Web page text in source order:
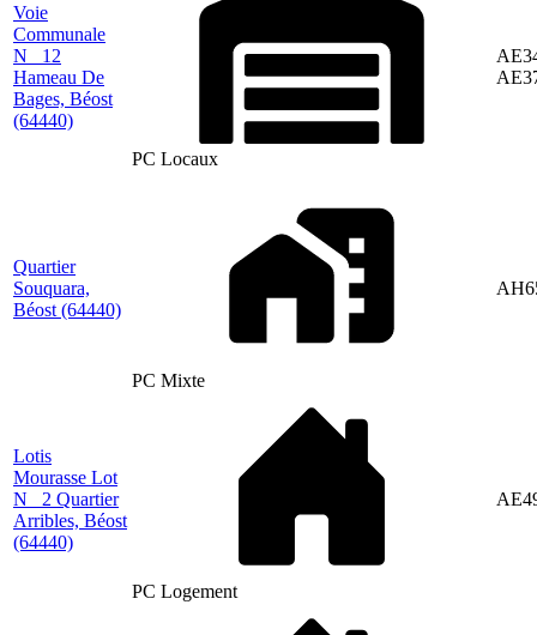
Voie
Communale
N_ 12
Hameau De
Bages, Béost
(64440)
PC Locaux
Quartier
Souquara,
Béost (64440)
PC Mixte
Lotis
Mourasse Lot
N_ 2 Quartier
Arribles, Béost
(64440)
PC Logement